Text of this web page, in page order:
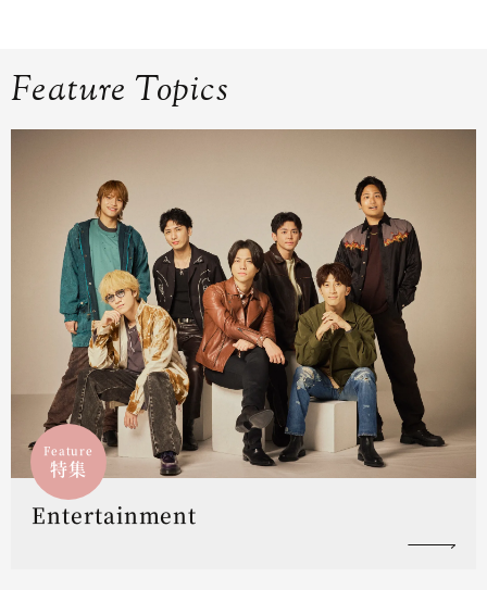
Feature Topics
Feature
特集
Entertainment